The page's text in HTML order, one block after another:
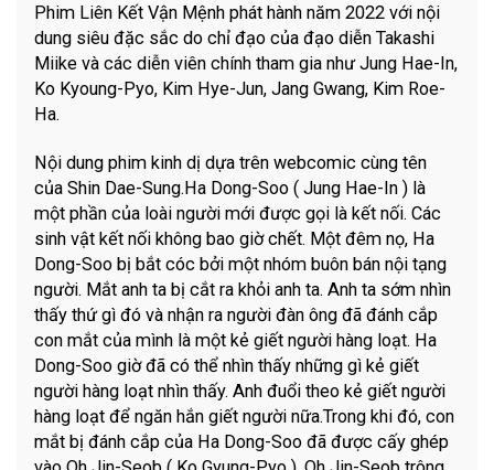
Phim Liên Kết Vận Mệnh phát hành năm 2022 với nội
dung siêu đặc sắc do chỉ đạo của đạo diễn Takashi
Miike và các diễn viên chính tham gia như Jung Hae-In,
Ko Kyoung-Pyo, Kim Hye-Jun, Jang Gwang, Kim Roe-
Ha.
Nội dung phim kinh dị dựa trên webcomic cùng tên
của Shin Dae-Sung.Ha Dong-Soo ( Jung Hae-In ) là
một phần của loài người mới được gọi là kết nối. Các
sinh vật kết nối không bao giờ chết. Một đêm nọ, Ha
Dong-Soo bị bắt cóc bởi một nhóm buôn bán nội tạng
người. Mắt anh ta bị cắt ra khỏi anh ta. Anh ta sớm nhìn
thấy thứ gì đó và nhận ra người đàn ông đã đánh cắp
con mắt của mình là một kẻ giết người hàng loạt. Ha
Dong-Soo giờ đã có thể nhìn thấy những gì kẻ giết
người hàng loạt nhìn thấy. Anh đuổi theo kẻ giết người
hàng loạt để ngăn hắn giết người nữa.Trong khi đó, con
mắt bị đánh cắp của Ha Dong-Soo đã được cấy ghép